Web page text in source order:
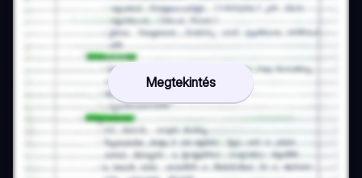
Megtekintés